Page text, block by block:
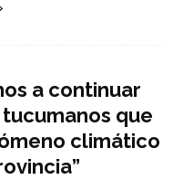
a continuar
que
climático